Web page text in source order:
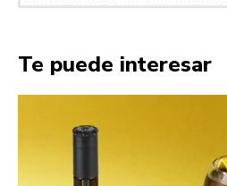
Te puede interesar